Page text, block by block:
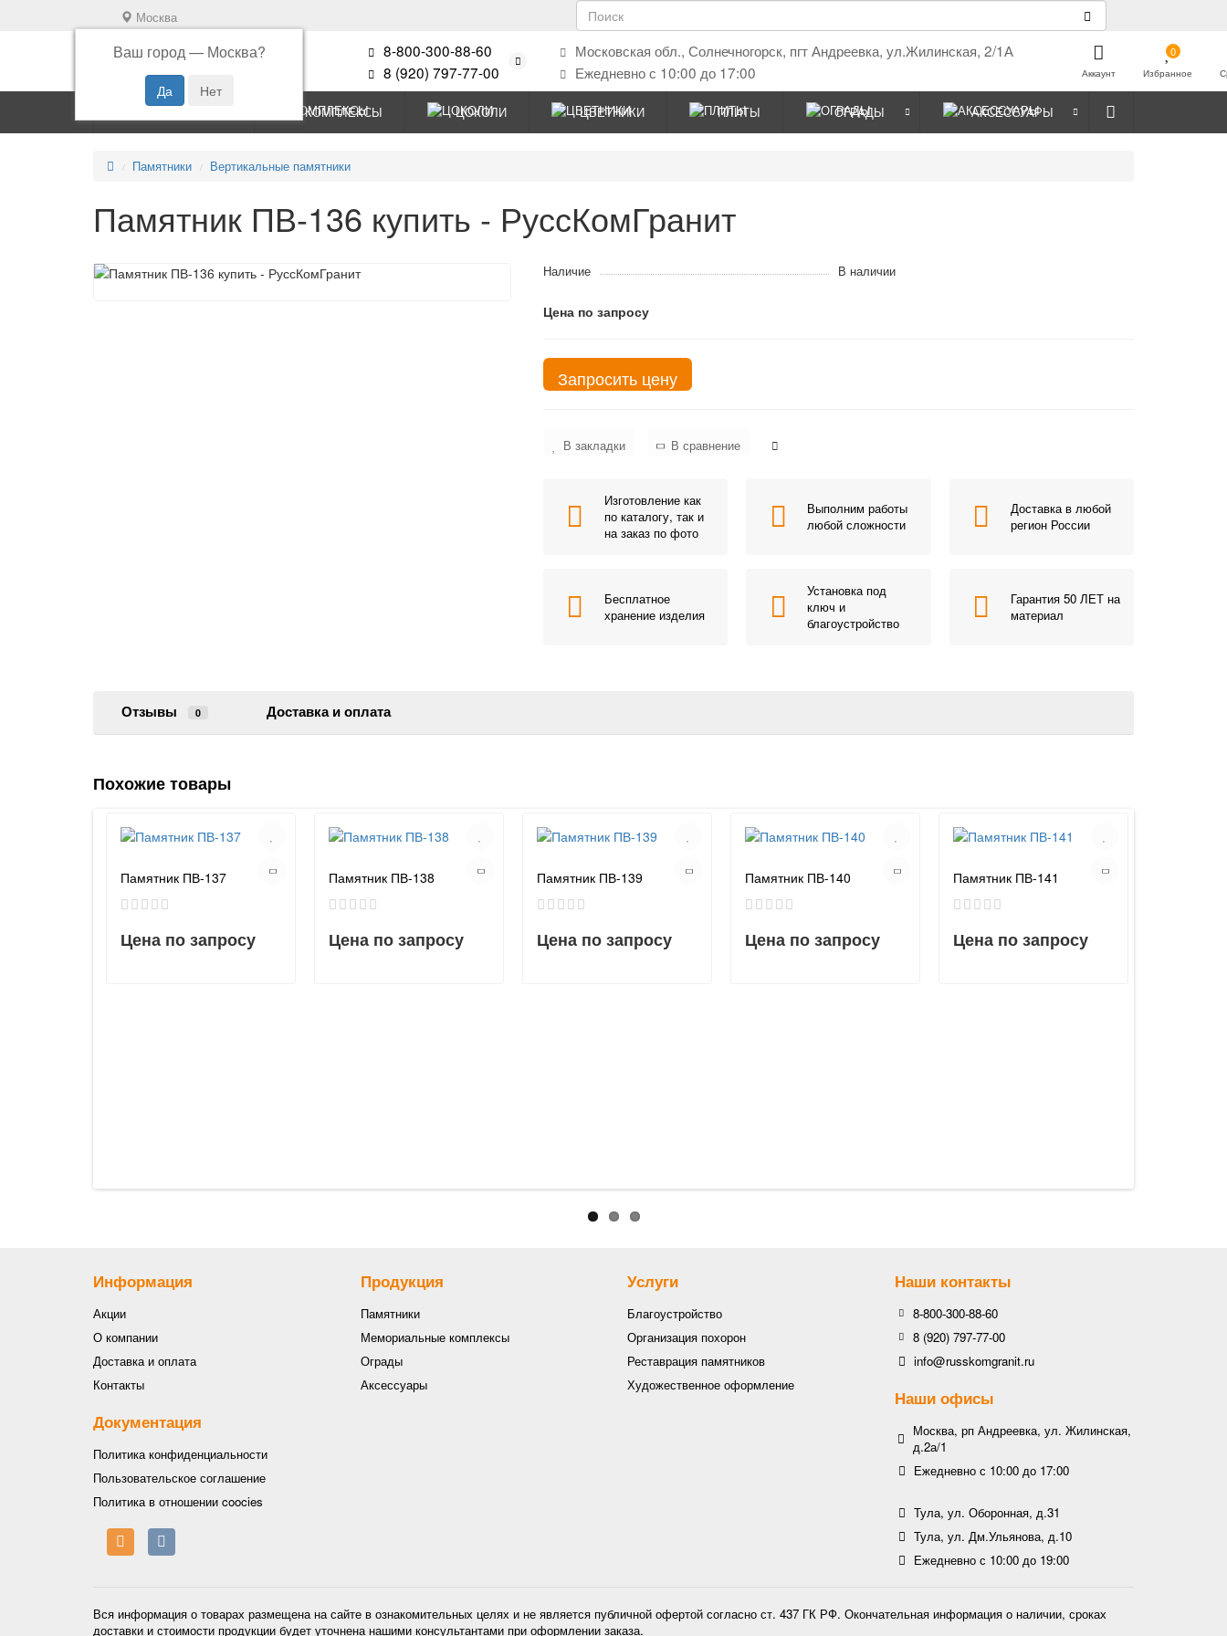
Москва
Ваш город — Москва?
8-800-300-88-60
8 (920) 797-77-00
Московская обл., Солнечногорск, пгт Андреевка, ул.Жилинская, 2/1А
Ежедневно с 10:00 до 17:00
Аккаунт
0
Избранное
КОМПЛЕКСЫ ЦОКОЛИ ЦВЕТНИКИ ПЛИТЫ ОГРАДЫ АКСЕССУАРЫ
Памятники Вертикальные памятники
Памятник ПВ-136 купить - РуссКомГранит
Наличие В наличии
Цена по запросу
Запросить цену
В закладки В сравнение
Изготовление как
по каталогу, так и
на заказ по фото
Выполним работы
любой сложности
Доставка в любой
регион России
Бесплатное
хранение изделия
Установка под
ключ и
благоустройство
Гарантия 50 ЛЕТ на
материал
Отзывы 0 Доставка и оплата
Похожие товары
Памятник ПВ-137
Цена по запросу
Памятник ПВ-138
Цена по запросу
Памятник ПВ-139
Цена по запросу
Памятник ПВ-140
Цена по запросу
Памятник ПВ-141
Цена по запросу
Информация
Акции
О компании
Доставка и оплата
Контакты
Документация
Политика конфиденциальности
Пользовательское соглашение
Политика в отношении coocies
Продукция
Памятники
Мемориальные комплексы
Ограды
Аксессуары
Услуги
Благоустройство
Организация похорон
Реставрация памятников
Художественное оформление
Наши контакты
8-800-300-88-60
8 (920) 797-77-00
info@russkomgranit.ru
Наши офисы
Москва, рп Андреевка, ул. Жилинская,
д.2а/1
Ежедневно с 10:00 до 17:00
Тула, ул. Оборонная, д.31
Тула, ул. Дм.Ульянова, д.10
Ежедневно с 10:00 до 19:00
Вся информация о товарах размещена на сайте в ознакомительных целях и не является публичной офертой согласно ст. 437 ГК РФ. Окончательная информация о наличии, сроках
доставки и стоимости продукции будет уточнена нашими консультантами при оформлении заказа.